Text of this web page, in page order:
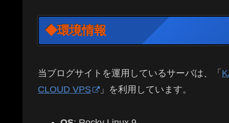
◆環境情報
当ブログサイトを運用しているサーバは、「
CLOUD VPS
」を利用しています。